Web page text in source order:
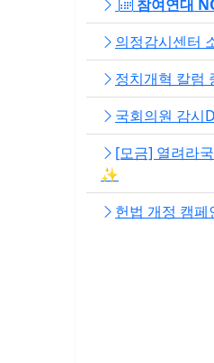
참여연대
의정감시센터
정치개혁 칼럼
국회의원 감시
[모금] 열려라
✨
헌법 개정 캠